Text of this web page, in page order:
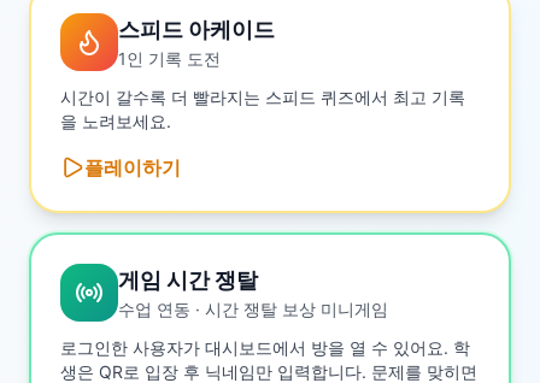
스피드 아케이드
1인 기록 도전
시간이 갈수록 더 빨라지는 스피드 퀴즈에서 최고 기록
을 노려보세요.
플레이하기
게임 시간 쟁탈
수업 연동 · 시간 쟁탈 보상 미니게임
로그인한 사용자가 대시보드에서 방을 열 수 있어요. 학
생은 QR로 입장 후 닉네임만 입력합니다. 문제를 맞히면